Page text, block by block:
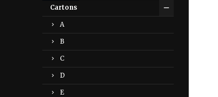
Cartons
A
B
C
D
E